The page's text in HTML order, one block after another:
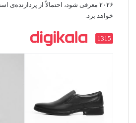
خواهد برد.
1315